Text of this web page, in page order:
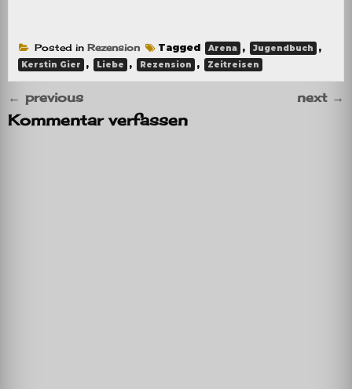
Posted in Rezension Tagged Arena , Jugendbuch ,
Kerstin Gier , Liebe , Rezension , Zeitreisen
← previous next →
Kommentar verfassen